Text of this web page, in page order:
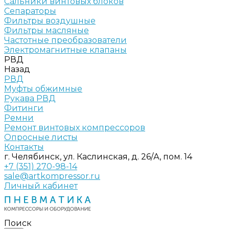
Сепараторы
Фильтры воздушные
Фильтры масляные
Частотные преобразователи
Электромагнитные клапаны
РВД
Назад
РВД
Муфты обжимные
Рукава РВД
Фитинги
Ремни
Ремонт винтовых компрессоров
Опросные листы
Контакты
г. Челябинск, ул. Каслинская, д. 26/А, пом. 14
+7 (351) 270-98-14
sale@artkompressor.ru
Личный кабинет
Поиск